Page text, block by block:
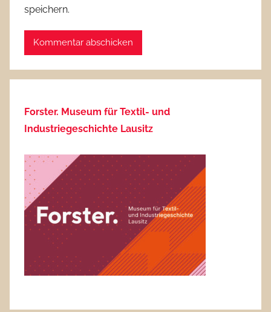
speichern.
Forster. Museum für Textil- und
Industriegeschichte Lausitz